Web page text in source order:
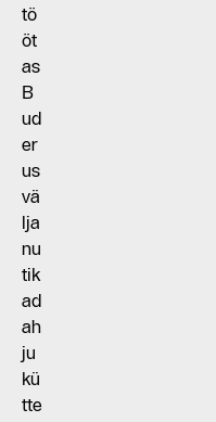
tö
öt
as
B
ud
er
us
vä
lja
nu
tik
ad
ah
ju
kü
tte